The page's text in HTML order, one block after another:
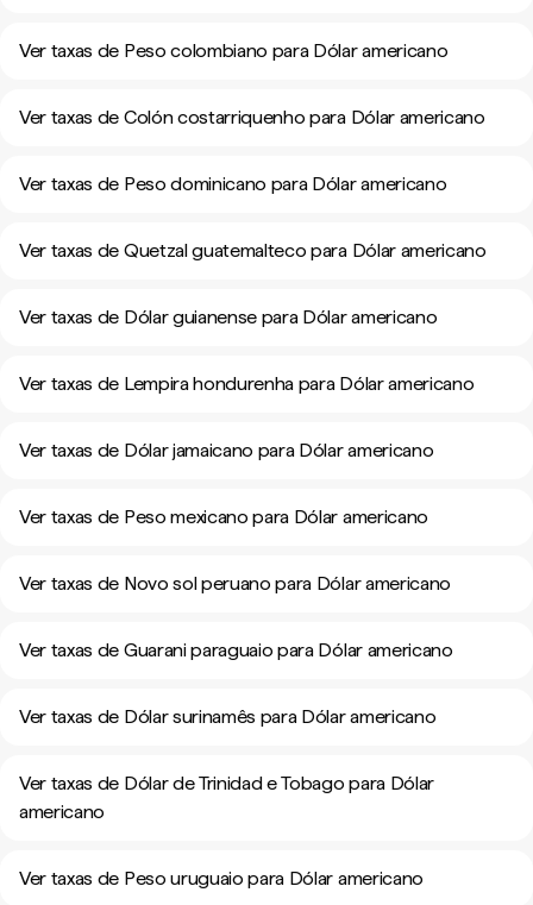
Ver taxas de Peso colombiano para Dólar americano
Ver taxas de Colón costarriquenho para Dólar americano
Ver taxas de Peso dominicano para Dólar americano
Ver taxas de Quetzal guatemalteco para Dólar americano
Ver taxas de Dólar guianense para Dólar americano
Ver taxas de Lempira hondurenha para Dólar americano
Ver taxas de Dólar jamaicano para Dólar americano
Ver taxas de Peso mexicano para Dólar americano
Ver taxas de Novo sol peruano para Dólar americano
Ver taxas de Guarani paraguaio para Dólar americano
Ver taxas de Dólar surinamês para Dólar americano
Ver taxas de Dólar de Trinidad e Tobago para Dólar
americano
Ver taxas de Peso uruguaio para Dólar americano